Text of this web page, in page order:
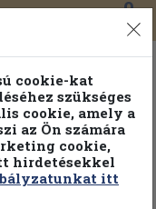
0
cookie-kat
szükséges
cookie, amely a
az Ön számára
cookie,
hirdetésekkel
itt